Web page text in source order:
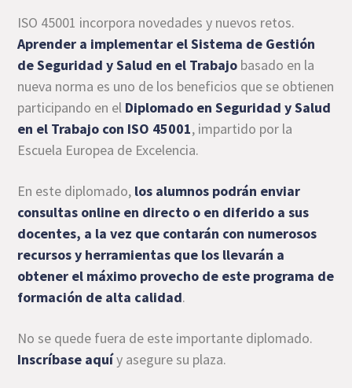
ISO 45001 incorpora novedades y nuevos retos.
Aprender a implementar el Sistema de Gestión
de Seguridad y Salud en el Trabajo basado en la
nueva norma es uno de los beneficios que se obtienen
participando en el Diplomado en Seguridad y Salud
en el Trabajo con ISO 45001, impartido por la
Escuela Europea de Excelencia.
En este diplomado, los alumnos podrán enviar
consultas online en directo o en diferido a sus
docentes, a la vez que contarán con numerosos
recursos y herramientas que los llevarán a
obtener el máximo provecho de este programa de
formación de alta calidad.
No se quede fuera de este importante diplomado.
Inscríbase aquíy asegure su plaza.